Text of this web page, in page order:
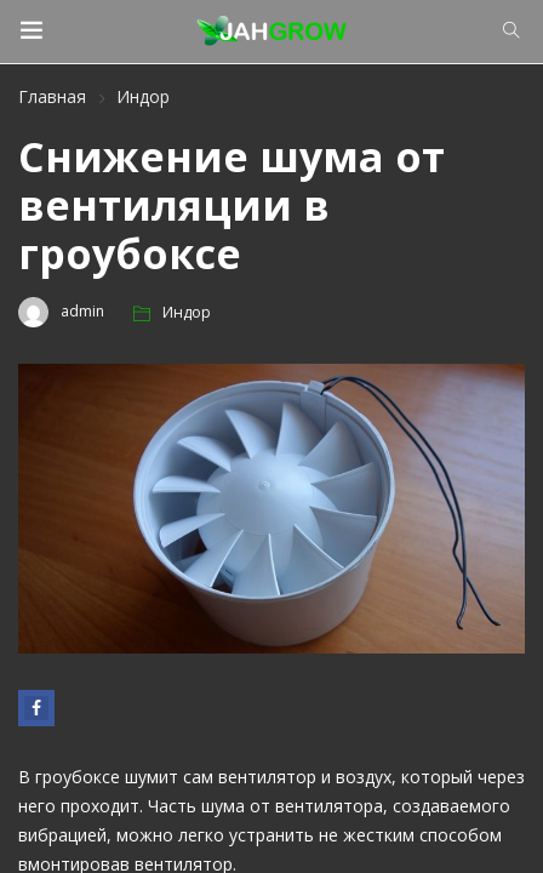
Главная Индор
Снижение шума от
вентиляции в
гроубоксе
admin Индор
В гроубоксе шумит сам вентилятор и воздух, который через
него проходит. Часть шума от вентилятора, создаваемого
вибрацией, можно легко устранить не жестким способом
вмонтировав вентилятор.